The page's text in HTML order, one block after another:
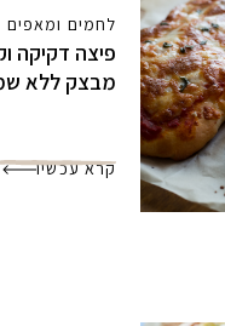
לחמים ומאפים
פיצה דקיקה
מבצק ללא
קרא עכשיו